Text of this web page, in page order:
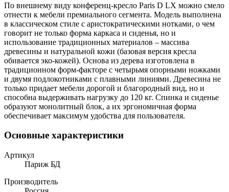
По внешнему виду конференц-кресло Paris D LX можно смело
отнести к мебели премиального сегмента. Модель выполнена
в классическом стиле с аристократическими нотками, о чем
говорит не только форма каркаса и сиденья, но и
использование традиционных материалов – массива
древесины и натуральной кожи (базовая версия кресла
обивается эко-кожей). Основа из дерева изготовлена в
традиционном форм-факторе с четырьмя опорными ножками
и двумя подлокотниками с плавными линиями. Древесина не
только придает мебели дорогой и благородный вид, но и
способна выдерживать нагрузку до 120 кг. Спинка и сиденье
образуют монолитный блок, а их эргономичная форма
обеспечивает максимум удобства для пользователя.
Основные характеристики
Артикул
Париж БД
Производитель